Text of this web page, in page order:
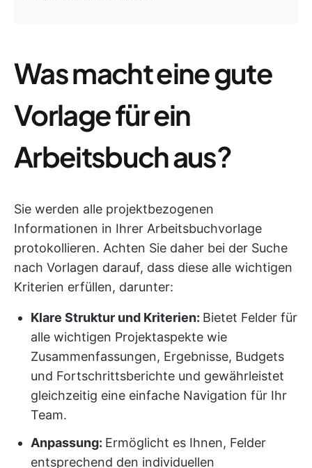
Was macht eine gute
Vorlage für ein
Arbeitsbuch aus?
Sie werden alle projektbezogenen
Informationen in Ihrer Arbeitsbuchvorlage
protokollieren. Achten Sie daher bei der Suche
nach Vorlagen darauf, dass diese alle wichtigen
Kriterien erfüllen, darunter:
Klare Struktur und Kriterien: Bietet Felder für
alle wichtigen Projektaspekte wie
Zusammenfassungen, Ergebnisse, Budgets
und Fortschrittsberichte und gewährleistet
gleichzeitig eine einfache Navigation für Ihr
Team.
Anpassung: Ermöglicht es Ihnen, Felder
entsprechend den individuellen